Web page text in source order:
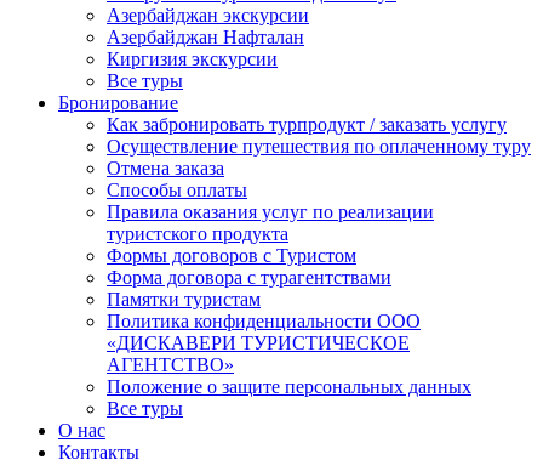
Азербайджан экскурсии
Азербайджан Нафталан
Киргизия экскурсии
Все туры
Бронирование
Как забронировать турпродукт / заказать услугу
Осуществление путешествия по оплаченному туру
Отмена заказа
Способы оплаты
Правила оказания услуг по реализации
туристского продукта
Формы договоров с Туристом
Форма договора с турагентствами
Памятки туристам
Политика конфиденциальности ООО
«ДИСКАВЕРИ ТУРИСТИЧЕСКОЕ
АГЕНТСТВО»
Положение о защите персональных данных
Все туры
О нас
Контакты